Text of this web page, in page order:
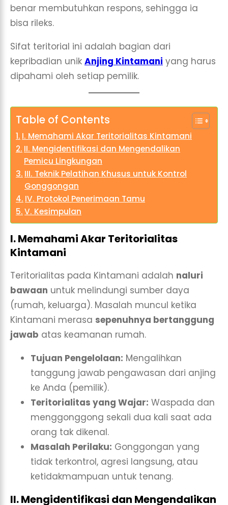
benar membutuhkan respons, sehingga ia
bisa rileks.
Sifat teritorial ini adalah bagian dari
kepribadian unik Anjing Kintamani yang harus
dipahami oleh setiap pemilik.
Table of Contents
I. Memahami Akar Teritorialitas Kintamani
II. Mengidentifikasi dan Mengendalikan
Pemicu Lingkungan
III. Teknik Pelatihan Khusus untuk Kontrol
Gonggongan
IV. Protokol Penerimaan Tamu
V. Kesimpulan
I. Memahami Akar Teritorialitas
Kintamani
Teritorialitas pada Kintamani adalah naluri
bawaan untuk melindungi sumber daya
(rumah, keluarga). Masalah muncul ketika
Kintamani merasa sepenuhnya bertanggung
jawab atas keamanan rumah.
Tujuan Pengelolaan: Mengalihkan
tanggung jawab pengawasan dari anjing
ke Anda (pemilik).
Teritorialitas yang Wajar: Waspada dan
menggonggong sekali dua kali saat ada
orang tak dikenal.
Masalah Perilaku: Gonggongan yang
tidak terkontrol, agresi langsung, atau
ketidakmampuan untuk tenang.
II. Mengidentifikasi dan Mengendalikan